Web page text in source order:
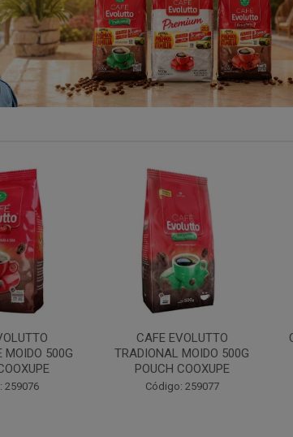
500G
259077
CAFE EVOLUTTO PREMIUM
MOIDO 500G COOXUPE
Código: 259094